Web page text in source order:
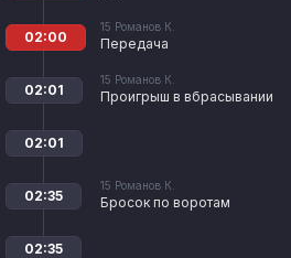
15 Романов К.
Передача
02:00
15 Романов К.
Проигрыш в вбрасывании
02:01
02:01
15 Романов К.
Бросок по воротам
02:35
02:35